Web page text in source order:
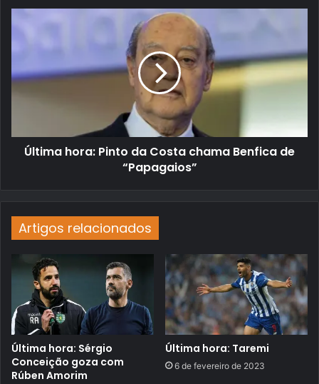
Última hora: Pinto da Costa chama Benfica de
“Papagaios”
Artigos relacionados
Última hora: Sérgio
Conceição goza com
Rúben Amorim
Última hora: Taremi
6 de fevereiro de 2023